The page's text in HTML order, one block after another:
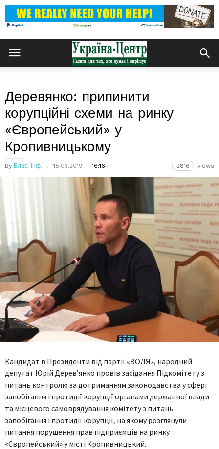
Деревянко: припинити
корупційні схеми на ринку
«Європейський» у
Кропивницькому
By Влас. інф. 18.03.2019 16:16 2816 views
Кандидат в Президенти від партії «ВОЛЯ», народний
депутат Юрій Дерев’янко провів засідання Підкомітету з
питань контролю за дотриманням законодавства у сфері
запобігання і протидії корупції органами державної влади
та місцевого самоврядування комітету з питань
запобігання і протидії корупції, на якому розглянули
питання порушення прав підприємців на ринку
«Європейський» у місті Кропивницький.